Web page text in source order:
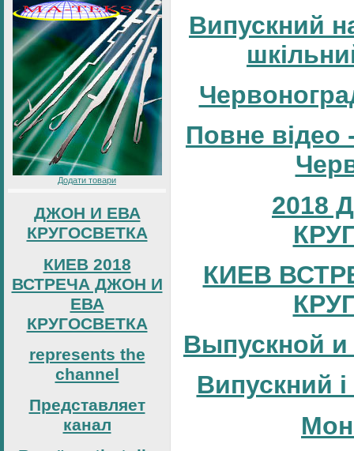
Додати товари
ДЖОН И ЕВА
КРУГОСВЕТКА
КИЕВ 2018
ВСТРЕЧА ДЖОН И
ЕВА
КРУГОСВЕТКА
represents the
channel
Представляет
канал
Випускний
Повне відео
2018
КИЕВ
Выпускной и
Випускний